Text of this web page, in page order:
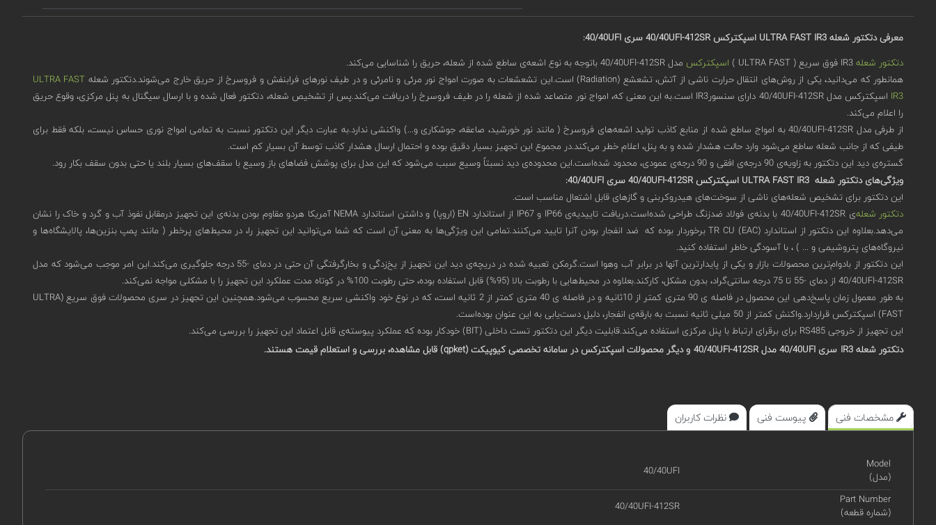
معرفی دتکتور شعله ULTRA FAST IR3 اسپکترکس 40/40 UFI-412SR سری 40/40 UFI
:
دتکتور شعله
اسپکترکس مدل 40/40UFI-412SR باتوجه به نوع اشعه‌ی ساطع شده از شعله، حریق را شناسایی می‌کند.
همانطور که می‌دانید، یکی از روش‌های انتقال حرارت ناشی از آتش، تشعشع (Radiation) است.این تشعشعات به صورت امواج نور مرئی و نامرئی و در طیف نورهای فرابنفش و فروسرخ از حریق خارج می‌شوند.دتکتور شعله
ULTRA FAST
IR3
اسپکترکس مدل 40/40UFI-412SR دارای سنسورIR3 است.به این معنی که، امواج نور متصاعد شده از شعله را در طیف فروسرخ را دریافت می‌کند.پس از تشخیص شعله، دتکتور فعال شده و با ارسال سیگنال به پنل مرکزی، وقوع حریق
را اعلام می‌کند.
از طرفی مدل 40/40UFI-412SR به امواج ساطع شده از منابع کاذب تولید اشعه‌های فروسرخ ( مانند نور خورشید، صاعقه، جوشکاری و...) واکنشی ندارد.به عبارت دیگر این دتکتور نسبت به تمامی امواج نوری حساس نیست، بلکه فقط برای
طیفی که از جانب شعله ساطع می‌شود وارد حالت هشدار شده و به پنل، اعلام خطر می‌کند.در مجموع این تجهیز بسیار دقیق بوده و احتمال ارسال هشدار کاذب توسط آن بسیار کم است.
گستره‌ی دید این دتکتور به زاویه‌ی 90 درجه‌ی افقی و 90 درجه‌ی عمودی، محدود شده‌است.این محدوده‌ی دید نسبتاً وسیع سبب می‌شود که این مدل برای پوشش فضاهای باز وسیع با سقف‌های بسیار بلند یا حتی بدون سقف بکار ‌رود.
ویژگی‌های دتکتور شعله ULTRA FAST IR3
اسپکترکس 40/40 UFI-412SR سری UFI
:
این دتکتور برای تشخیص شعله‌های ناشی از سوخت‌های هیدروکربنی و گازهای قابل اشتعال مناسب است.
دتکتور شعله‌
ی 40/40UFI-412SR با بدنه‌ی فولاد ضدزنگ طراحی شده‌است.دریافت تاییدیه‌ی IP66 و IP67 از استاندارد EN (اروپا) و داشتن استاندارد NEMA آمریکا هردو مقاوم بودن بدنه‌ی این تجهیز درمقابل نفوذ آب و گرد و خاک را نشان
می‌دهد.بعلاوه این دتکتور از استاندارد TR CU (EAC) برخوردار بوده که ضد انفجار بودن آنرا تایید می‌کنند.تمامی این ویژگی‌ها به معنی آن است که شما می‌توانید این تجهیز را، در محیط‌های پرخطر ( مانند پمپ بنزین‌ها، پالایشگاه‌ها و
نیروگاه‌های پتروشیمی و ... ) ، با آسودگی خاطر استفاده کنید.
این دتکتور از بادوام‌ترین محصولات بازار و یکی از پایدارترین آنها در برابر آب وهوا است.گرمکن تعبیه شده در دریچه‌ی دید این تجهیز از یخ‌زدگی و بخارگرفتگی آن حتی در دمای -55 درجه جلوگیری می‌کند.این امر موجب می‌شود که مدل
40/40UFI-412SR از دمای -55 تا 75 درجه سانتی‌گراد، بدون مشکل، کارکند.بعلاوه در محیط‌هایی با رطوبت بالا (95%) قابل استفاده بوده، حتی رطوبت 100% در کوتاه مدت عملکرد این تجهیز را با مشکلی مواجه نمی‌کند.
به طور معمول زمان پاسخ‌دهی این محصول در فاصله ی 90 متری کمتر از 10ثانیه و در فاصله ی 40 متری کمتر از 2 ثانیه است، که در نوع خود واکنشی سریع محسوب می‌شود.همچنین این تجهیز در سری محصولات فوق سریع (ULTRA
FAST) اسپکترکس قراردارد.واکنش کمتر از 50 میلی ثانیه نسبت به بارقه‌ی انفجار، دلیل دست‌یابی به این عنوان بوده‌است.
این تجهیز از خروجی RS485 برای برقرای ارتباط با پنل مرکزی استفاده می‌کند.قابلیت‌ دیگر این دتکتور تست داخلی (BIT) خودکار بوده که عملکرد پیوسته‌ی قابل اعتماد این تجهیز را بررسی می‌کند.
دتکتور شعلهIR3 سری 40/40 UFI مدل 40/40UFI-412SR و دیگر محصولات اسپکترکس در سامانه تخصصی کیوپیکت (qpket) قابل مشاهده، بررسی و استعلام قیمت هستند.
مشخصات فنی پیوست فنی نظرات کاربران
Model
(مدل)
40/40UFI
Part Number
(شماره قطعه)
40/40UFI-412SR